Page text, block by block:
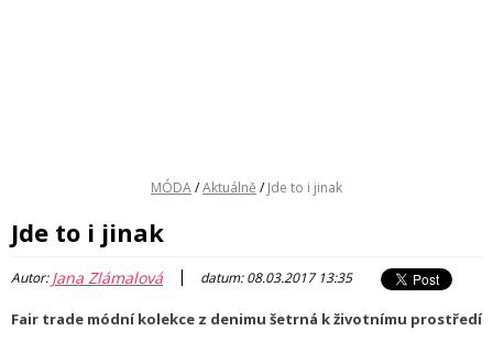
MÓDA/Aktuálně / Jde to i jinak
Jde to i jinak
Autor:Jana Zlámalová | datum: 08.03.2017 13:35
Fair trade módní kolekce z denimu šetrná k životnímu prostředí